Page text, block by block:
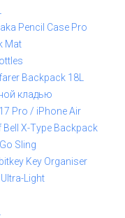
Pencil Case Pro
Mat
Backpack 18L
кладью
Pro / iPhone Air
Bell X-Type Backpack
Sling
Key Organiser
Light